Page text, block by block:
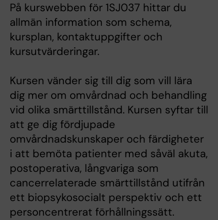
På kurswebben för 1SJ037 hittar du
allmän information som schema,
kursplan, kontaktuppgifter och
kursutvärderingar.
Kursen vänder sig till dig som vill lära
dig mer om omvårdnad och behandling
vid olika smärttillstånd. Kursen syftar till
att ge dig fördjupade
omvårdnadskunskaper och färdigheter
i att bemöta patienter med såväl akuta,
postoperativa, långvariga som
cancerrelaterade smärttillstånd utifrån
ett biopsykosocialt perspektiv och ett
personcentrerat förhållningssätt.